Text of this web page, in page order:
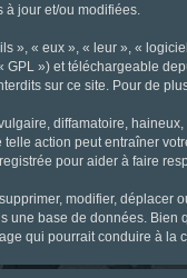
jour et/ou modifiées.
», « eux », « leur », «
GPL ») et téléchargeable
sur ce site. Pour de
diffamatoire,
action peut entraîner
pour aider à faire
modifier,
base de données.
qui pourrait conduire à la